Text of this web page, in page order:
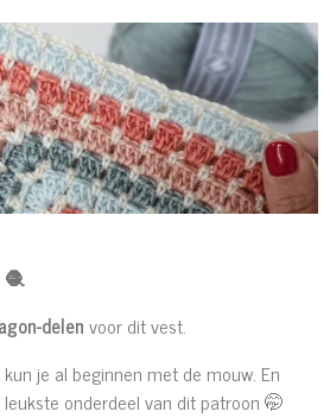
🧶
delenvoor dit vest.
je al beginnen met de mouw. En
onderdeel van dit patroon 🤭